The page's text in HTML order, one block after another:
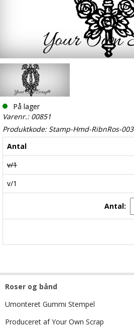
På lager
Varenr.: 00851
Produktkode: Stamp-Hmd-RibnRos-003
Antal
v/1
v/1
Antal:
Roser og bånd
Umonteret Gummi Stempel
Produceret af Your Own Scrap